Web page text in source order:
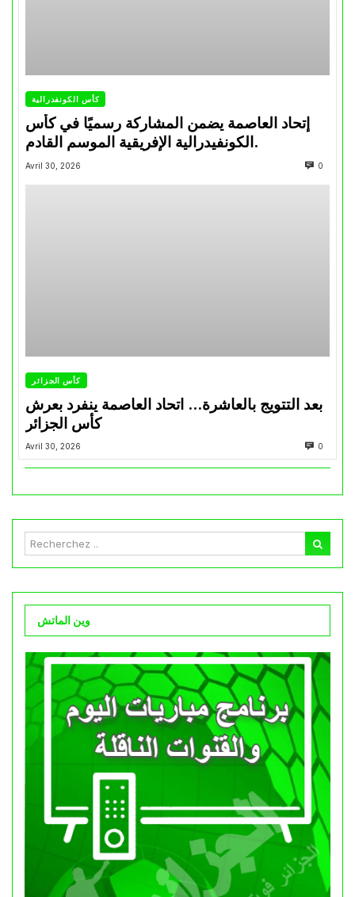
كأس الكونفدرالية
إتحاد العاصمة يضمن المشاركة رسميًا في كأس
الكونفيدرالية الإفريقية الموسم القادم.
Avril 30, 2026 0
كأس الجزائر
بعد التتويج بالعاشرة… اتحاد العاصمة ينفرد بعرش
كأس الجزائر
Avril 30, 2026 0
وين الماتش